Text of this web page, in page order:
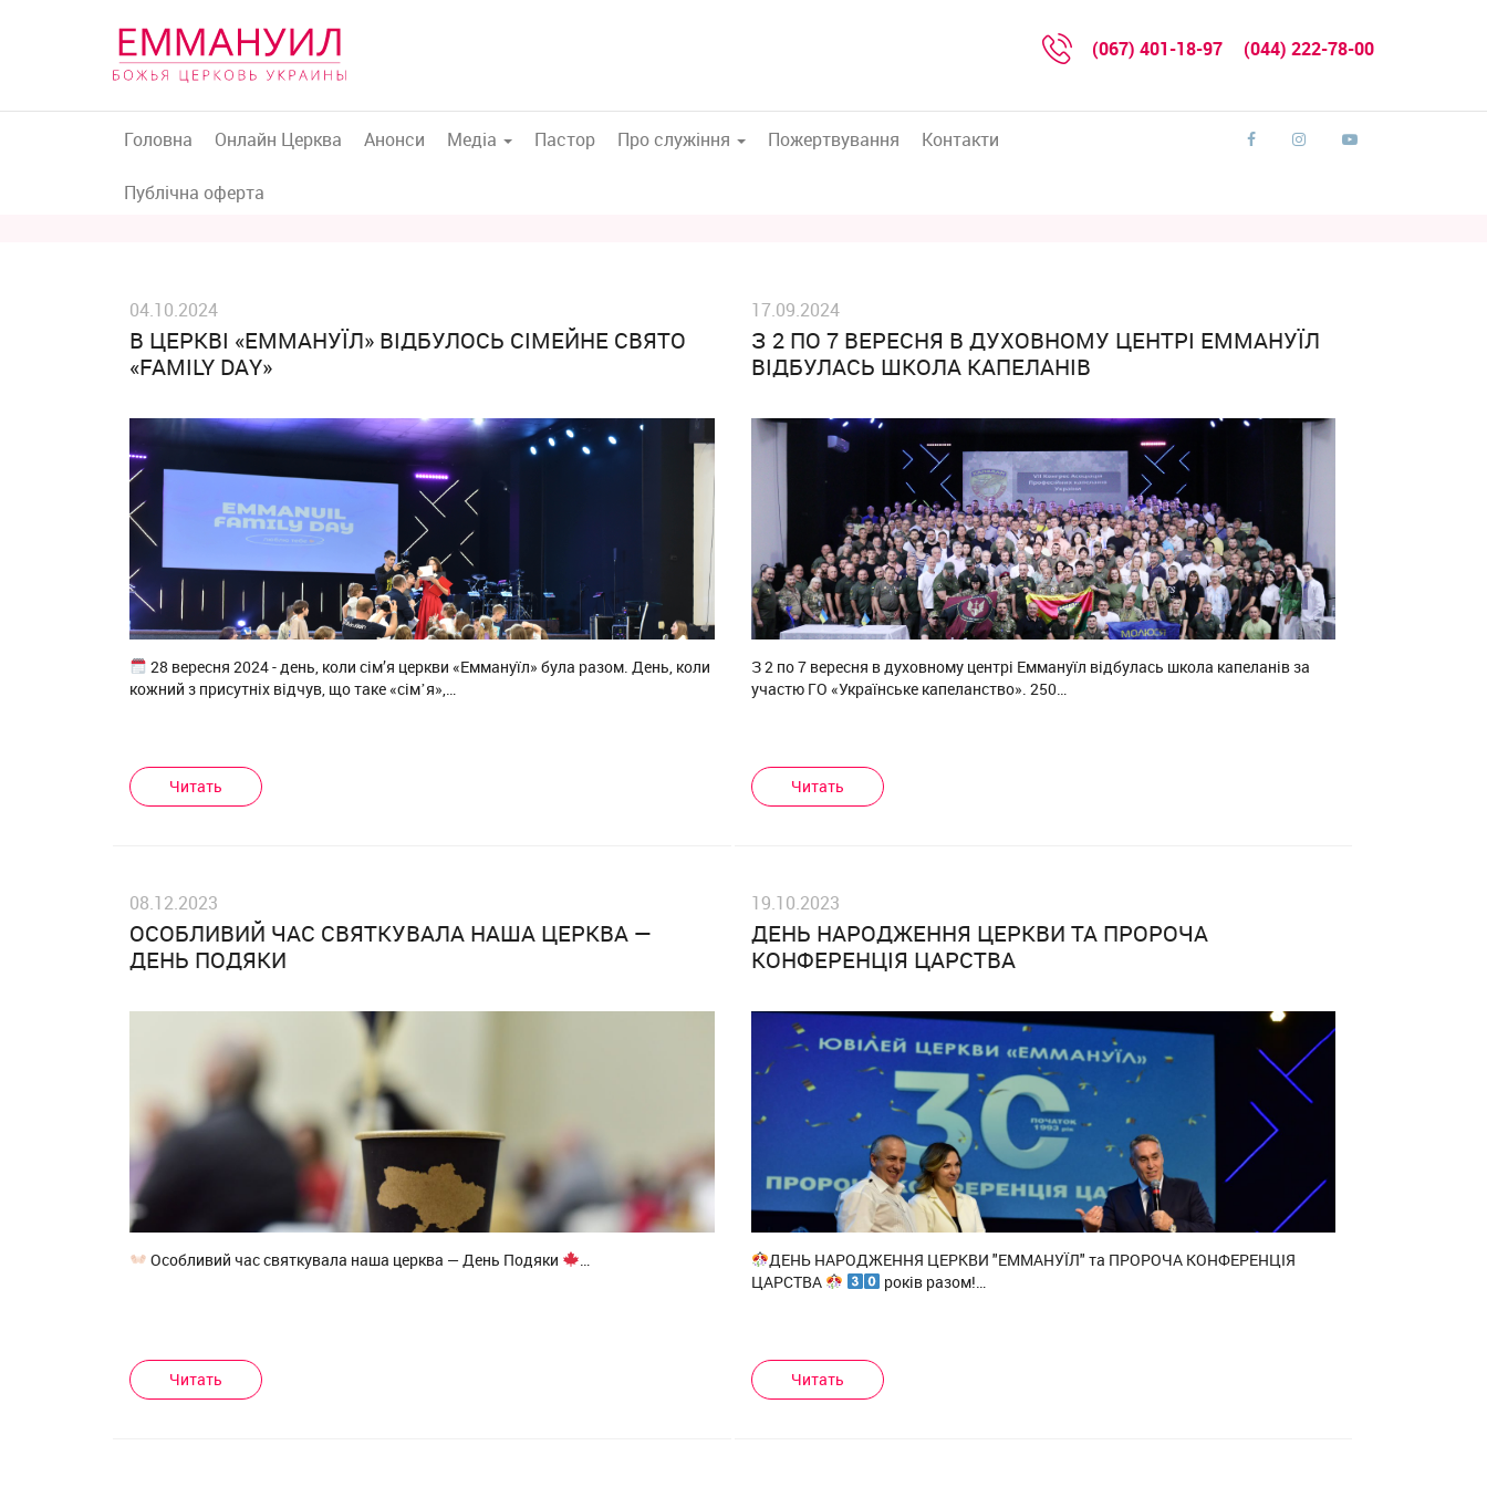
(067) 401-18-97 (044) 222-78-00
Головна Онлайн Церква Анонси Медіа Пастор Про служіння Пожертвування Контакти
Публічна оферта
04.10.2024
В ЦЕРКВІ «ЕММАНУЇЛ» ВІДБУЛОСЬ СІМЕЙНЕ СВЯТО
«FAMILY DAY»
28 вересня 2024 - день, коли сім’я церкви «Еммануїл» була разом. День, коли
кожний з присутніх відчув, що таке «сімʼя»,…
Читать
17.09.2024
З 2 ПО 7 ВЕРЕСНЯ В ДУХОВНОМУ ЦЕНТРІ ЕММАНУЇЛ
ВІДБУЛАСЬ ШКОЛА КАПЕЛАНІВ
З 2 по 7 вересня в духовному центрі Еммануїл відбулась школа капеланів за
участю ГО «Українське капеланство». 250…
Читать
08.12.2023
ОСОБЛИВИЙ ЧАС СВЯТКУВАЛА НАША ЦЕРКВА —
ДЕНЬ ПОДЯКИ
Особливий час святкувала наша церква — День Подяки …
Читать
19.10.2023
ДЕНЬ НАРОДЖЕННЯ ЦЕРКВИ ТА ПРОРОЧА
КОНФЕРЕНЦІЯ ЦАРСТВА
ДЕНЬ НАРОДЖЕННЯ ЦЕРКВИ "ЕММАНУЇЛ" та ПРОРОЧА КОНФЕРЕНЦІЯ
ЦАРСТВА
років разом!…
Читать